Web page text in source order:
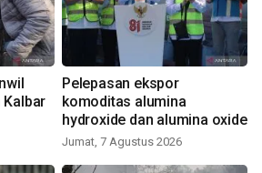
Kalbar
Pelepasan ekspor
komoditas alumina
hydroxide dan alumina oxide
Jumat, 7 Agustus 2026